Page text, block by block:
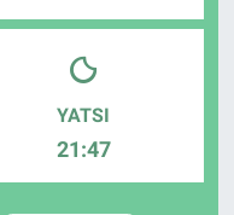
YATSI
21:47